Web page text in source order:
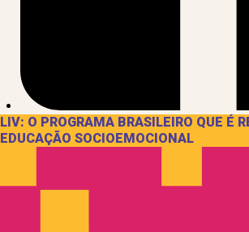
LIV: O PROGRAMA BRASILEIRO QUE É
EDUCAÇÃO SOCIOEMOCIONAL